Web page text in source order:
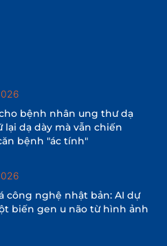
bệnh nhân ung thư dạ
lại dạ dày mà vẫn chiến
bệnh "ác tính"
công nghệ nhật bản: AI dự
biến gen u não từ hình ảnh